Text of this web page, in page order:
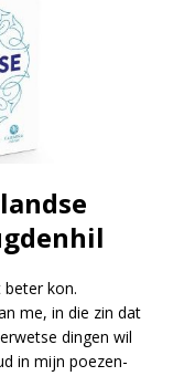
kon.
me, in die zin dat
dingen wil
in mijn poezen-